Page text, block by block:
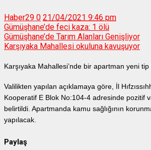
Haber29 0 21/04/2021 9:46 pm
Gümüşhane’de feci kaza: 1 ölü
Gümüşhane’de Tarım Alanları Genişliyor
Karşıyaka Mahallesi okuluna kavuşuyor
Karşıyaka Mahallesi’nde bir apartman yeni
Valilikten yapılan açıklamaya göre, İl
Kooperatif E Blok No:104-4 adresinde pozitif
belirtildi. Apartmanda kamu sağlığının
yapılacak.
Paylaş